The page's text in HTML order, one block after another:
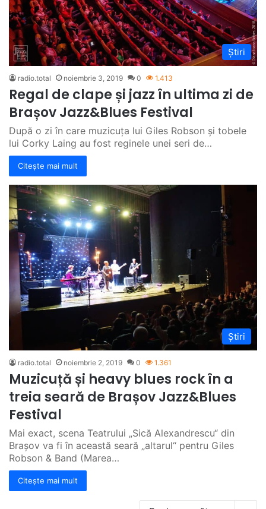
Știri
radio.total noiembrie 3, 2019 0 1.413
Regal de clape și jazz în ultima zi de
Brașov Jazz&Blues Festival
După o zi în care muzicuța lui Giles Robson și tobele
lui Corky Laing au fost reginele unei seri de…
Citește mai mult
Știri
radio.total noiembrie 2, 2019 0 1.361
Muzicuță și heavy blues rock în a
treia seară de Brașov Jazz&Blues
Festival
Mai exact, scena Teatrului „Sică Alexandrescu“ din
Brașov va fi în această seară „altarul“ pentru Giles
Robson & Band (Marea…
Citește mai mult